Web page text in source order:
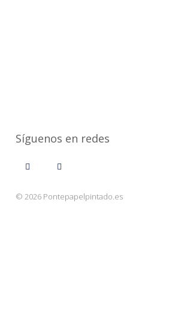
Síguenos en redes
© 2026 Pontepapelpintado.es